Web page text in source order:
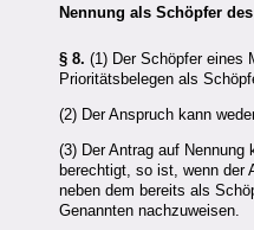
Nennung als Schöpfer
§ 8. (1) Der Schöpfer eines
Prioritätsbelegen als
(2) Der Anspruch kann
(3) Der Antrag auf
berechtigt, so ist, wenn der
neben dem bereits als
Genannten nachzuweisen.